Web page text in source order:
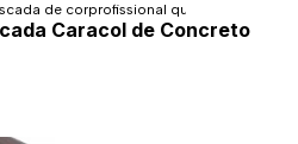
concreto
de concreto em caracol
profissional que faz escada
Caracol de Concreto